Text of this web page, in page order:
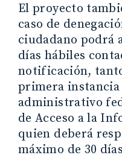
El proyecto
caso de
ciudadano podrá
días hábiles
notificación,
primera instancia
administrativo
de Acceso a la
quien deberá
máximo de 30